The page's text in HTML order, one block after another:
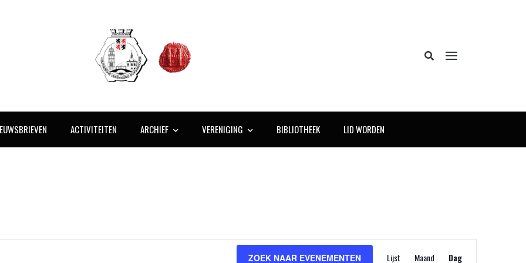
ACTIVITEITEN ARCHIEF VERENIGING BIBLIOTHEEK LID WORDEN
ZOEK NAAR EVENEMENTEN
Evenement
Lijst Maand Dag